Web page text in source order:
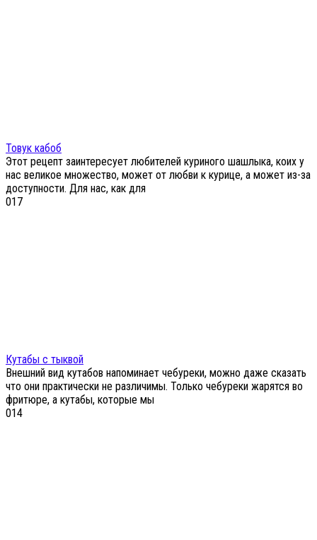
Товук кабоб
Этот рецепт заинтересует любителей куриного шашлыка, коих у
нас великое множество, может от любви к курице, а может из-за
доступности. Для нас, как для
017
Кутабы с тыквой
Внешний вид кутабов напоминает чебуреки, можно даже сказать
что они практически не различимы. Только чебуреки жарятся во
фритюре, а кутабы, которые мы
014